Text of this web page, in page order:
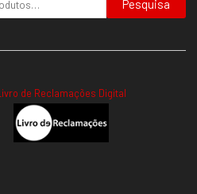
Pesquisa
de Reclamações Digital